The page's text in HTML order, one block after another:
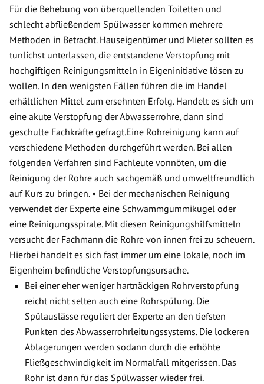
Für die Behebung von überquellenden Toiletten und
schlecht abfließendem Spülwasser kommen mehrere
Methoden in Betracht. Hauseigentümer und Mieter sollten es
tunlichst unterlassen, die entstandene Verstopfung mit
hochgiftigen Reinigungsmitteln in Eigeninitiative lösen zu
wollen. In den wenigsten Fällen führen die im Handel
erhältlichen Mittel zum ersehnten Erfolg. Handelt es sich um
eine akute Verstopfung der Abwasserrohre, dann sind
geschulte Fachkräfte gefragt.Eine Rohreinigung kann auf
verschiedene Methoden durchgeführt werden. Bei allen
folgenden Verfahren sind Fachleute vonnöten, um die
Reinigung der Rohre auch sachgemäß und umweltfreundlich
auf Kurs zu bringen. • Bei der mechanischen Reinigung
verwendet der Experte eine Schwammgummikugel oder
eine Reinigungsspirale. Mit diesen Reinigungshilfsmitteln
versucht der Fachmann die Rohre von innen frei zu scheuern.
Hierbei handelt es sich fast immer um eine lokale, noch im
Eigenheim befindliche Verstopfungsursache.
Bei einer eher weniger hartnäckigen Rohrverstopfung
reicht nicht selten auch eine Rohrspülung. Die
Spülauslässe reguliert der Experte an den tiefsten
Punkten des Abwasserrohrleitungssystems. Die lockeren
Ablagerungen werden sodann durch die erhöhte
Fließgeschwindigkeit im Normalfall mitgerissen. Das
Rohr ist dann für das Spülwasser wieder frei.